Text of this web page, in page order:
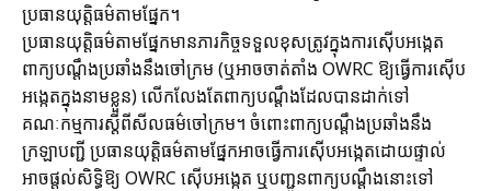
ប្រធានយុត្តិធម៌តាមផ្នែក។
ប្រធានយុត្តិធម៌តាមផ្នែកមានភារកិច្ចទទួលខុសត្រូវក្នុងការស៊ើបអង្កេត
ពាក្យបណ្តឹងប្រឆាំងនឹងចៅក្រម (ឬអាចចាត់តាំង OWRC ឱ្យធ្វើការស៊ើប
អង្កេតក្នុងនាមខ្លួន) លើកលែងតែពាក្យបណ្តឹងដែលបានដាក់ទៅ
គណៈកម្មការស្តីពីសីលធម៌ចៅក្រម។ ចំពោះពាក្យបណ្តឹងប្រឆាំងនឹង
ក្រឡាបញ្ជី ប្រធានយុត្តិធម៌តាមផ្នែកអាចធ្វើការស៊ើបអង្កេតដោយផ្ទាល់
អាចផ្តល់សិទ្ធិឱ្យ OWRC ស៊ើបអង្កេត ឬបញ្ជូនពាក្យបណ្តឹងនោះទៅ